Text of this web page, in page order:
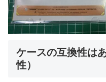
ケースの互換性は
性）